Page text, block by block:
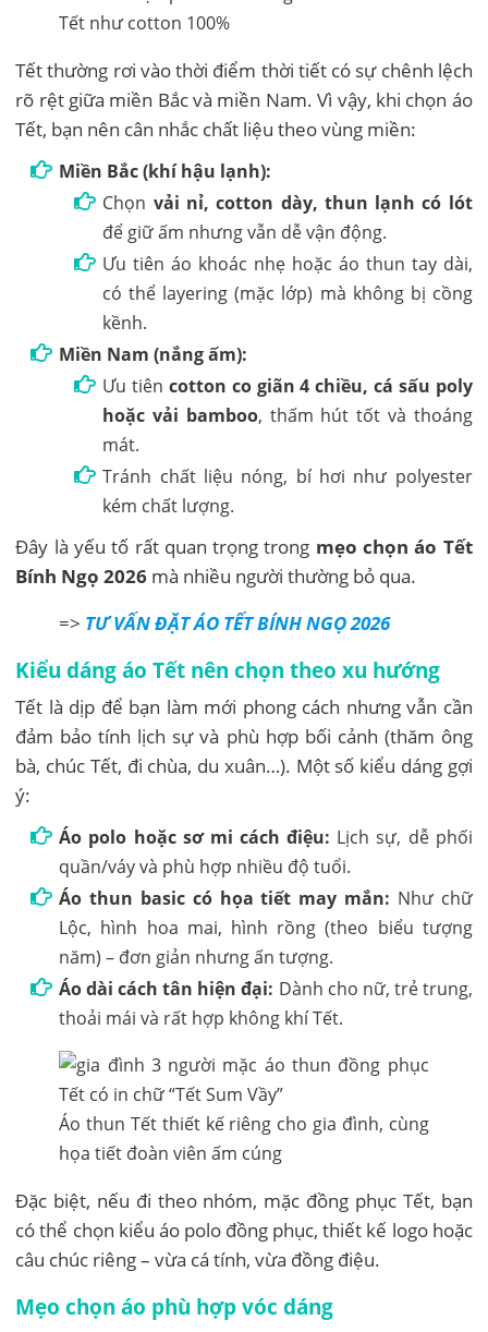
Tết như cotton 100%
Tết thường rơi vào thời điểm thời tiết có sự chênh lệch
rõ rệt giữa miền Bắc và miền Nam. Vì vậy, khi chọn áo
Tết, bạn nên cân nhắc chất liệu theo vùng miền:
Miền Bắc (khí hậu lạnh):
Chọn vải nỉ, cotton dày, thun lạnh có lót
để giữ ấm nhưng vẫn dễ vận động.
Ưu tiên áo khoác nhẹ hoặc áo thun tay dài,
có thể layering (mặc lớp) mà không bị cồng
kềnh.
Miền Nam (nắng ấm):
Ưu tiên cotton co giãn 4 chiều, cá sấu poly
hoặc vải bamboo, thấm hút tốt và thoáng
mát.
Tránh chất liệu nóng, bí hơi như polyester
kém chất lượng.
Đây là yếu tố rất quan trọng trong mẹo chọn áo Tết
Bính Ngọ 2026 mà nhiều người thường bỏ qua.
=> TƯ VẤN ĐẶT ÁO TẾT BÍNH NGỌ 2026
Kiểu dáng áo Tết nên chọn theo xu hướng
Tết là dịp để bạn làm mới phong cách nhưng vẫn cần
đảm bảo tính lịch sự và phù hợp bối cảnh (thăm ông
bà, chúc Tết, đi chùa, du xuân…). Một số kiểu dáng gợi
ý:
Áo polo hoặc sơ mi cách điệu: Lịch sự, dễ phối
quần/váy và phù hợp nhiều độ tuổi.
Áo thun basic có họa tiết may mắn: Như chữ
Lộc, hình hoa mai, hình rồng (theo biểu tượng
năm) – đơn giản nhưng ấn tượng.
Áo dài cách tân hiện đại: Dành cho nữ, trẻ trung,
thoải mái và rất hợp không khí Tết.
Áo thun Tết thiết kế riêng cho gia đình, cùng
họa tiết đoàn viên ấm cúng
Đặc biệt, nếu đi theo nhóm, mặc đồng phục Tết, bạn
có thể chọn kiểu áo polo đồng phục, thiết kế logo hoặc
câu chúc riêng – vừa cá tính, vừa đồng điệu.
Mẹo chọn áo phù hợp vóc dáng